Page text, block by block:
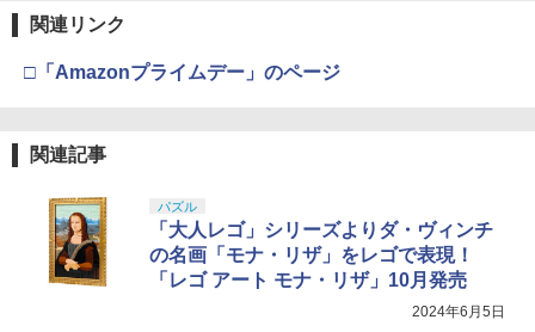
関連リンク
□「Amazonプライムデー」のページ
関連記事
パズル
「大人レゴ」シリーズよりダ・ヴィンチ
の名画「モナ・リザ」をレゴで表現！
「レゴ アート モナ・リザ」10月発売
2024年6月5日